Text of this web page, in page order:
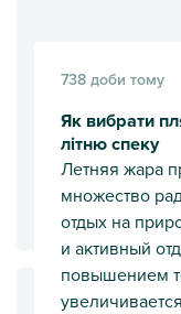
2093 доби тому
Осіння казка:
незабутнього
Осіння казка: ідеї
738 доби тому
Як вибрати
літню спеку
Летняя жара
множество
отдых на
и активный
повышением